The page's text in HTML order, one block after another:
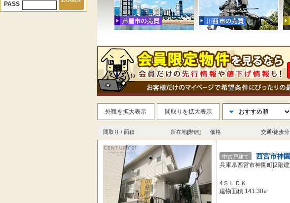
外観を拡大表示 間取りを拡大表示
間取り / 面積 所在地[階建] 価格 交通/徒歩分
中古戸建て 西宮市神
兵庫県西宮市神園町[2階建]
4ＳＬＤＫ
建物面積:141.30㎡
PASS